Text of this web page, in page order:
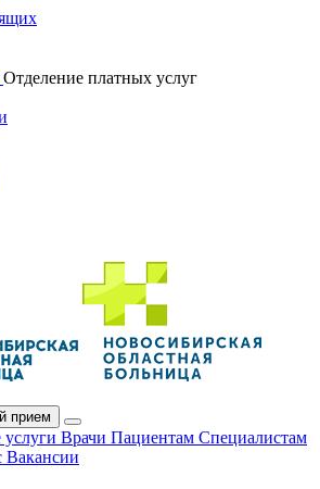
Отделение платных услуг
прием
Врачи Пациентам Специалистам
Вакансии